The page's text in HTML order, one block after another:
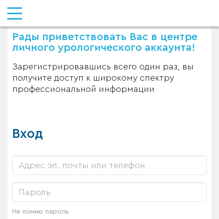
Рады приветствовать Вас в центре
личного урологического аккаунта!
Зарегистрировавшись всего один раз, вы
получите доступ к широкому спектру
профессиональной информации
Вход
Не помню пароль